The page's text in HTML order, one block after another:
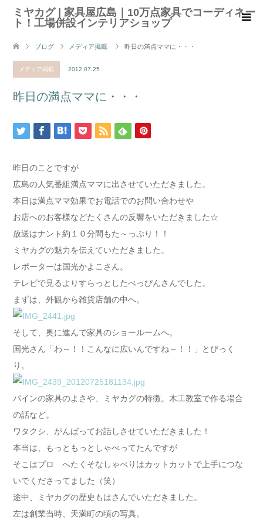
ミヤカグ | 家具屋広島｜10万点家具でコーディネー
ト！工場併設インテリアショップ
ブログ メディア掲載 昨日の満点ママに・・・
メディア掲載 2012.07.25
昨日の満点ママに・・・
昨日のことですが
広島の人気番組満点ママに出させていただきました。
本日は満点ママ効果でお電話でのお問い合わせや
お店へのお客様などたくさんの反響をいただきました☆
放送はナント約１０分間もた～っぷり！！
ミヤカグの魅力を伝えていただきました。
レポーターは国光かよこさん。
テレビで見るよりすらっとしたべっぴんさんでした。
まずは、外観から雑貨店舗の中へ。
そして、奥に進んで家具のショールームへ。
国光さん「わ～！！こんなに広いんですね～！！」とびっく
り。
パインの家具のよさや、ミヤカグの特徴。木工教室で作る場合
の話など。
ワタクシ、がんばってお話しさせていただきました！
本当は、もっともっとしゃべってたんですが
そこはプロ へたくそなしゃべりはカットカットで上手につな
いでくださってました（笑）
途中、ミヤカグの歴史もはさんでいただきました。
左は創業当時、天満町の頃の写真。